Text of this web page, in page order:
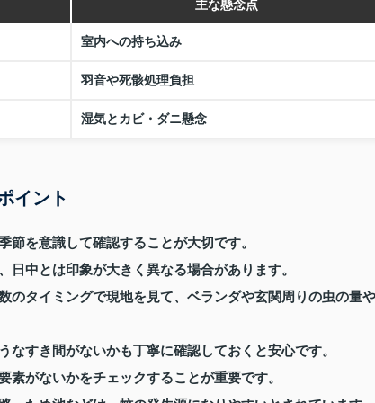
主な懸念点
室内への持ち込み
羽音や死骸処理負担
湿気とカビ・ダニ懸念
イント
を意識して確認することが大切です。
中とは印象が大きく異なる場合があります。
のタイミングで現地を見て、ベランダや玄関周りの虫の量や
すき間がないかも丁寧に確認しておくと安心です。
がないかをチェックすることが重要です。